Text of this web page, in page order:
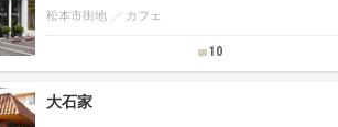
松本市街地 カフェ
10
大石家